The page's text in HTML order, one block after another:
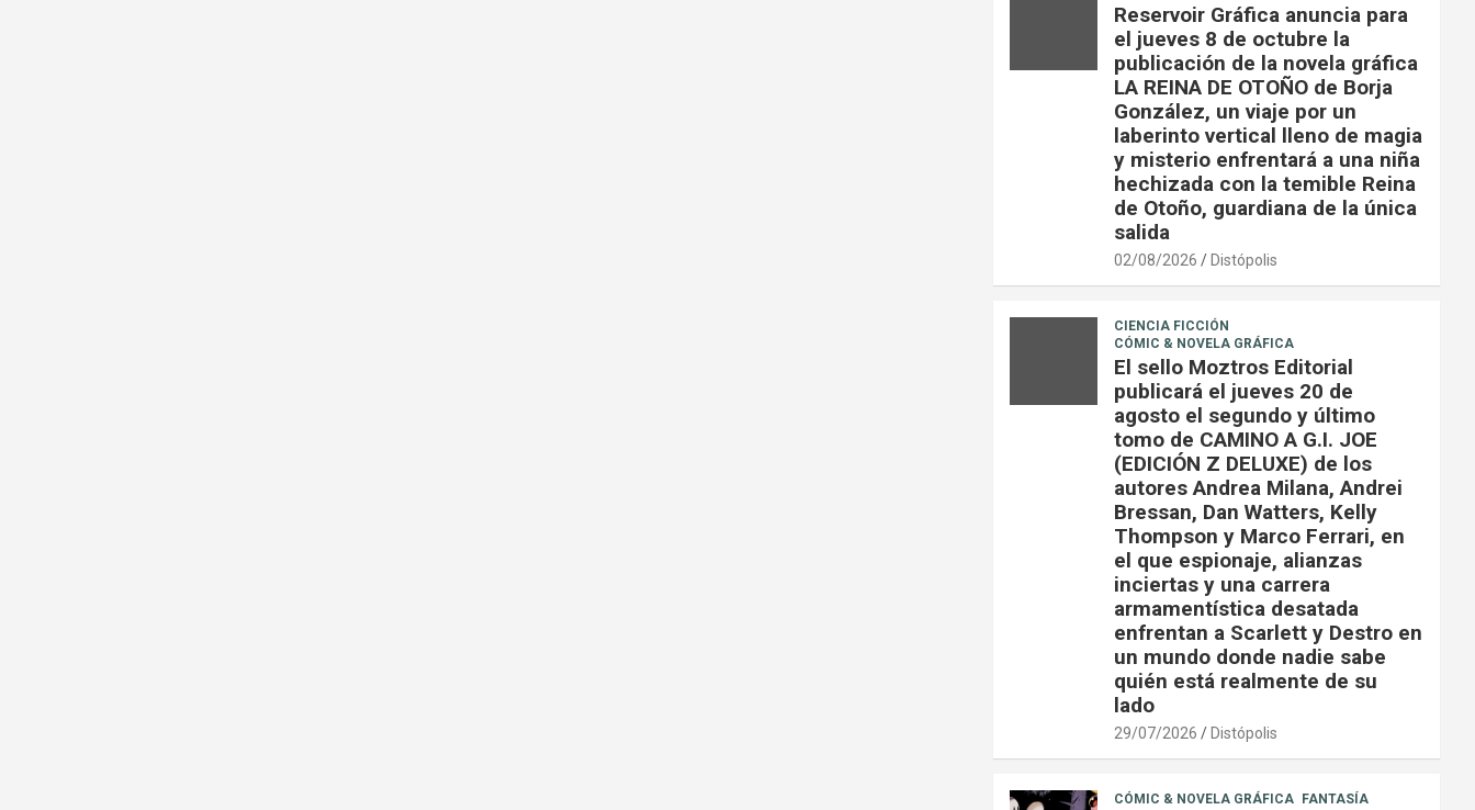
Reservoir Gráfica anuncia para
el jueves 8 de octubre la
publicación de la novela gráfica
LA REINA DE OTOÑO de Borja
González, un viaje por un
laberinto vertical lleno de magia
y misterio enfrentará a una niña
hechizada con la temible Reina
de Otoño, guardiana de la única
salida
02/08/2026 Distópolis
CIENCIA FICCIÓN
CÓMIC & NOVELA GRÁFICA
El sello Moztros Editorial
publicará el jueves 20 de
agosto el segundo y último
tomo de CAMINO A G.I. JOE
(EDICIÓN Z DELUXE) de los
autores Andrea Milana, Andrei
Bressan, Dan Watters, Kelly
Thompson y Marco Ferrari, en
el que espionaje, alianzas
inciertas y una carrera
armamentística desatada
enfrentan a Scarlett y Destro en
un mundo donde nadie sabe
quién está realmente de su
lado
29/07/2026 Distópolis
CÓMIC & NOVELA GRÁFICA
FANTASÍA